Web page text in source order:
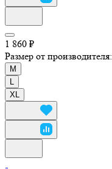
1 860 ₽
Размер от производителя:
M
XL